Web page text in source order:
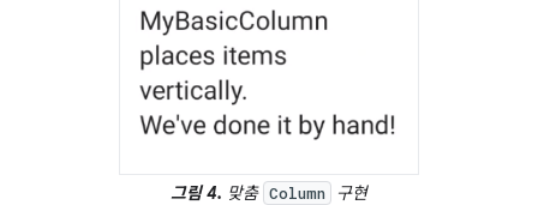
그림 4. 맞춤 Column 구현